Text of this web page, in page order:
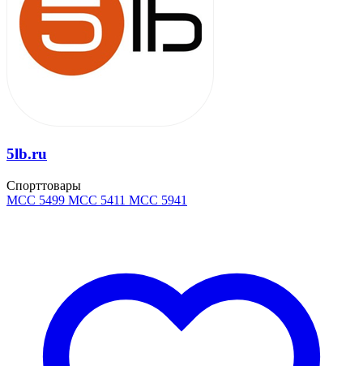
5lb.ru
Спорттовары
MCC 5499 MCC 5411 MCC 5941